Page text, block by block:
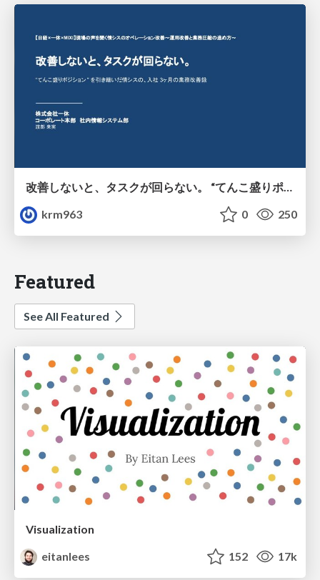
改善しないと、タスクが回らない。 “てんこ盛りポジション” を引き継いだ情シスの、入社3ヶ月の業務改善録
krm963
0 250
Featured
See All Featured
Visualization
eitanlees
152 17k